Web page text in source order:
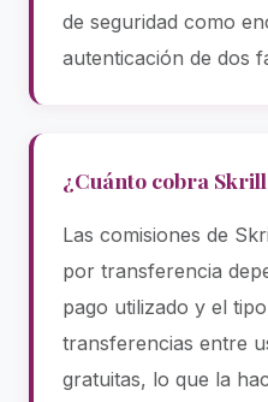
de seguridad como
autenticación de dos
¿Cuánto cobra
Las comisiones de
por transferencia
pago utilizado y el
transferencias entre
gratuitas, lo que la